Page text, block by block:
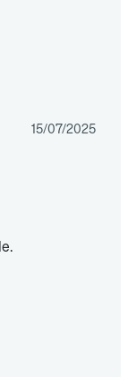
15/07/2025